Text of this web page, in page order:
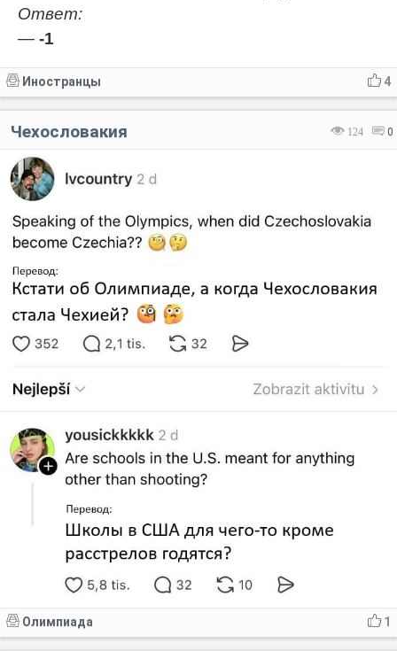
Ответ:
— -1
4
Иностранцы
124 0
Чехословакия
1
Олимпиада